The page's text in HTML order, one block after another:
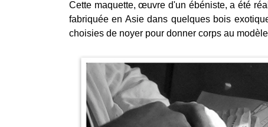
Cette maquette, œuvre d'un ébéniste, a été
fabriquée en Asie dans quelques bois
choisies de noyer pour donner corps au